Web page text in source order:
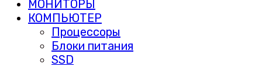
МОНИТОРЫ
КОМПЬЮТЕР
Процессоры
Блоки питания
SSD